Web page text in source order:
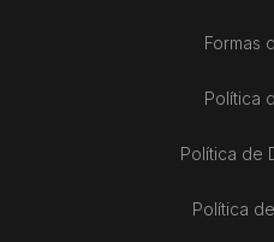
Formas
Política
Política de
Política